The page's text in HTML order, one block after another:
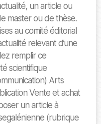
un article ou
master ou de thèse.
au comité éditorial
relevant d’une
remplir ce
scientifique
Arts
Vente et achat
un article à
(rubrique